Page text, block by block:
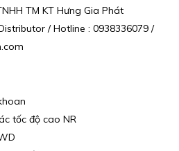
TM KT Hưng Gia Phát
/ Hotline : 0938336079 /
tốc độ cao NR